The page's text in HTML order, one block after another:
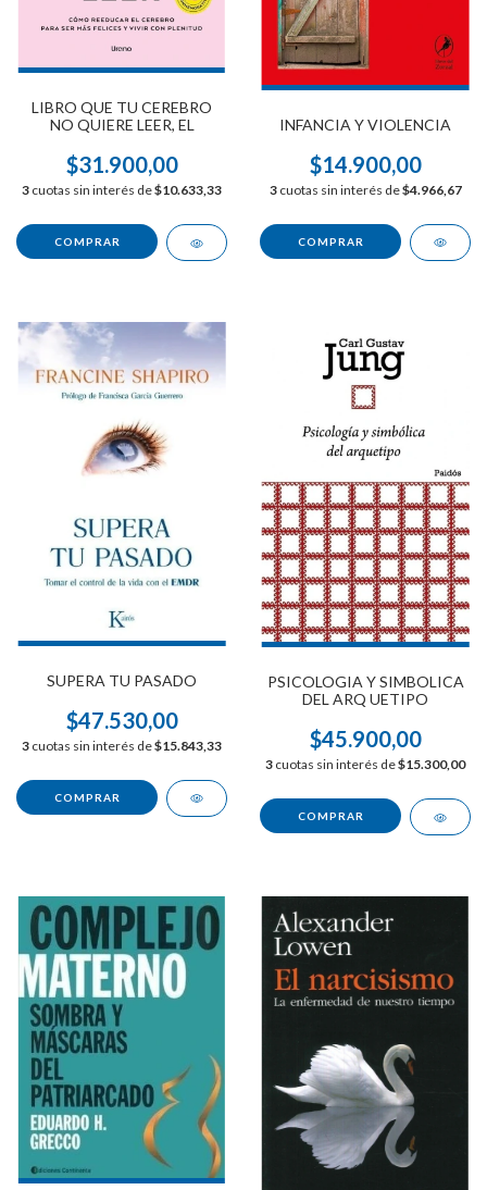
LIBRO QUE TU CEREBRO
NO QUIERE LEER, EL
$31.900,00
3 cuotas sin interés de$10.633,33
INFANCIA Y VIOLENCIA
$14.900,00
3 cuotas sin interés de$4.966,67
SUPERA TU PASADO
$47.530,00
3 cuotas sin interés de$15.843,33
PSICOLOGIA Y SIMBOLICA
DEL ARQ UETIPO
$45.900,00
3 cuotas sin interés de$15.300,00